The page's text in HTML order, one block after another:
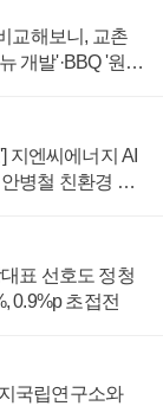
교해보니, 교촌
개발'·BBQ '원가
지엔씨에너지 AI
병철 친환경 에
표 선호도 정청
0.9%p 초접전
국립연구소와